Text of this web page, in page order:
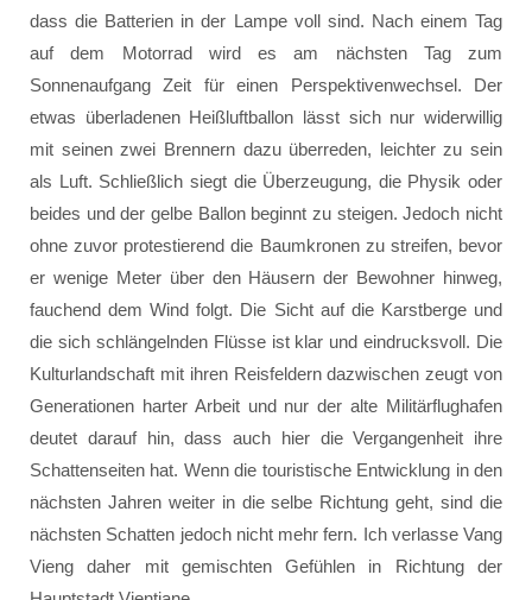
dass die Batterien in der Lampe voll sind. Nach einem Tag
auf dem Motorrad wird es am nächsten Tag zum
Sonnenaufgang Zeit für einen Perspektivenwechsel. Der
etwas überladenen Heißluftballon lässt sich nur widerwillig
mit seinen zwei Brennern dazu überreden, leichter zu sein
als Luft. Schließlich siegt die Überzeugung, die Physik oder
beides und der gelbe Ballon beginnt zu steigen. Jedoch nicht
ohne zuvor protestierend die Baumkronen zu streifen, bevor
er wenige Meter über den Häusern der Bewohner hinweg,
fauchend dem Wind folgt. Die Sicht auf die Karstberge und
die sich schlängelnden Flüsse ist klar und eindrucksvoll. Die
Kulturlandschaft mit ihren Reisfeldern dazwischen zeugt von
Generationen harter Arbeit und nur der alte Militärflughafen
deutet darauf hin, dass auch hier die Vergangenheit ihre
Schattenseiten hat. Wenn die touristische Entwicklung in den
nächsten Jahren weiter in die selbe Richtung geht, sind die
nächsten Schatten jedoch nicht mehr fern. Ich verlasse Vang
Vieng daher mit gemischten Gefühlen in Richtung der